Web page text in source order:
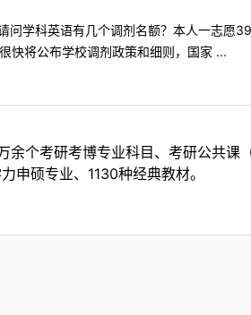
科英语有几个调剂名额？本人一志愿
快将公布学校调剂政策和细则，国家 ...
个考研考博专业科目、考研公共课
申硕专业、1130种经典教材。